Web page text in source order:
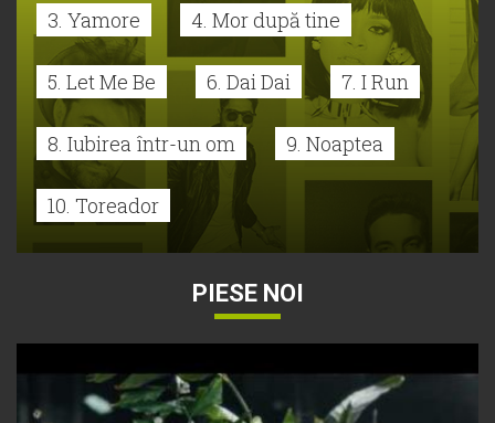
3. Yamore 4. Mor după tine
5. Let Me Be 6. Dai Dai 7. I Run
8. Iubirea într-un om 9. Noaptea
10. Toreador
PIESE NOI